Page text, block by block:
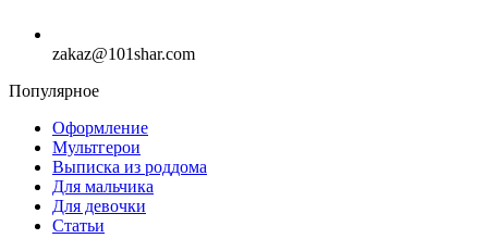
zakaz@101shar.com
Популярное
Оформление
Мультгерои
Выписка из роддома
Для мальчика
Для девочки
Статьи